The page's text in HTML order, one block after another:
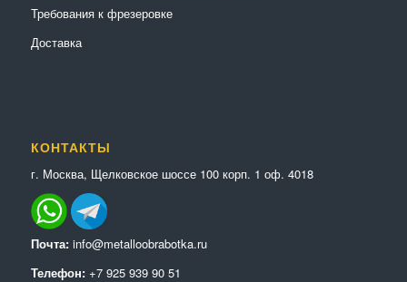
Требования к фрезеровке
Доставка
КОНТАКТЫ
г. Москва, Щелковское шоссе 100 корп. 1 оф. 4018
Почта: info@metalloobrabotka.ru
Телефон: +7 925 939 90 51